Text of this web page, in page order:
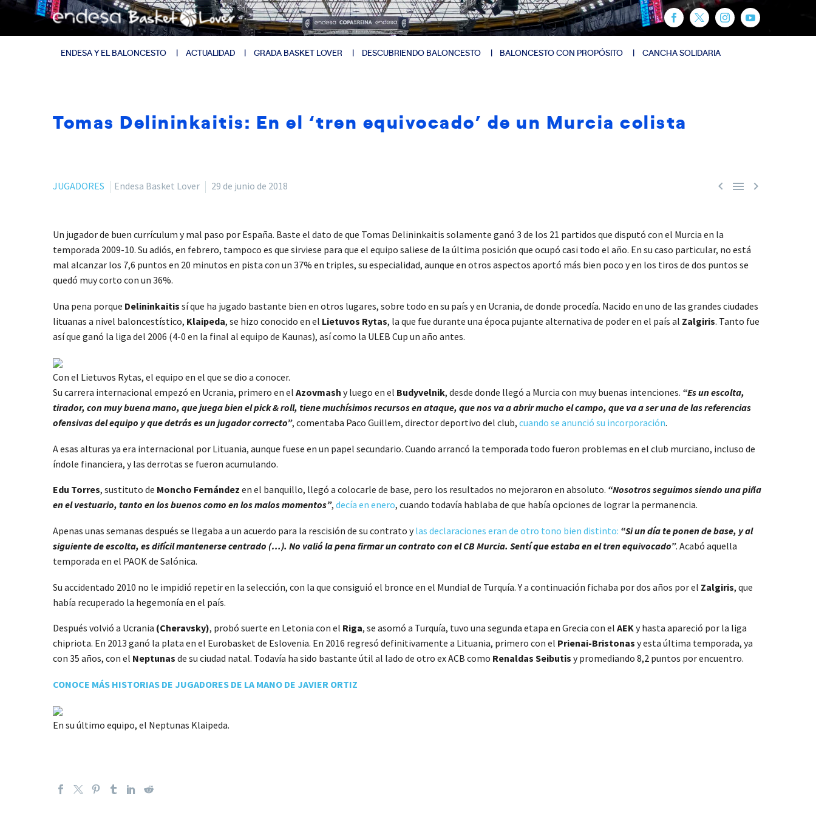
ENDESA Y EL BALONCESTO ACTUALIDAD GRADA BASKET LOVER DESCUBRIENDO BALONCESTO BALONCESTO CON PROPÓSITO CANCHA SOLIDARIA
Tomas Delininkaitis: En el ‘tren equivocado’ de un Murcia colista
  
JUGADORES Endesa Basket Lover 29 de junio de 2018
Un jugador de buen currículum y mal paso por España. Baste el dato de que Tomas Delininkaitis solamente ganó 3 de los 21 partidos que disputó con el Murcia en la
temporada 2009-10. Su adiós, en febrero, tampoco es que sirviese para que el equipo saliese de la última posición que ocupó casi todo el año. En su caso particular, no está
mal alcanzar los 7,6 puntos en 20 minutos en pista con un 37% en triples, su especialidad, aunque en otros aspectos aportó más bien poco y en los tiros de dos puntos se
quedó muy corto con un 36%.
Una pena porque Delininkaitis sí que ha jugado bastante bien en otros lugares, sobre todo en su país y en Ucrania, de donde procedía. Nacido en uno de las grandes ciudades
lituanas a nivel baloncestístico, Klaipeda, se hizo conocido en el Lietuvos Rytas, la que fue durante una época pujante alternativa de poder en el país al Zalgiris. Tanto fue
así que ganó la liga del 2006 (4-0 en la final al equipo de Kaunas), así como la ULEB Cup un año antes.
Con el Lietuvos Rytas, el equipo en el que se dio a conocer.
Su carrera internacional empezó en Ucrania, primero en el Azovmash y luego en el Budyvelnik, desde donde llegó a Murcia con muy buenas intenciones. “Es un escolta,
tirador, con muy buena mano, que juega bien el pick & roll, tiene muchísimos recursos en ataque, que nos va a abrir mucho el campo, que va a ser una de las referencias
ofensivas del equipo y que detrás es un jugador correcto”, comentaba Paco Guillem, director deportivo del club, cuando se anunció su incorporación.
A esas alturas ya era internacional por Lituania, aunque fuese en un papel secundario. Cuando arrancó la temporada todo fueron problemas en el club murciano, incluso de
índole financiera, y las derrotas se fueron acumulando.
Edu Torres, sustituto de Moncho Fernández en el banquillo, llegó a colocarle de base, pero los resultados no mejoraron en absoluto. “Nosotros seguimos siendo una piña
en el vestuario, tanto en los buenos como en los malos momentos”, decía en enero, cuando todavía hablaba de que había opciones de lograr la permanencia.
Apenas unas semanas después se llegaba a un acuerdo para la rescisión de su contrato ylas declaraciones eran de otro tono bien distinto: “Si un día te ponen de base, y al
siguiente de escolta, es difícil mantenerse centrado (…). No valió la pena firmar un contrato con el CB Murcia. Sentí que estaba en el tren equivocado”. Acabó aquella
temporada en el PAOK de Salónica.
Su accidentado 2010 no le impidió repetir en la selección, con la que consiguió el bronce en el Mundial de Turquía. Y a continuación fichaba por dos años por el Zalgiris, que
había recuperado la hegemonía en el país.
Después volvió a Ucrania (Cheravsky), probó suerte en Letonia con el Riga, se asomó a Turquía, tuvo una segunda etapa en Grecia con el AEKy hasta apareció por la liga
chipriota. En 2013 ganó la plata en el Eurobasket de Eslovenia. En 2016 regresó definitivamente a Lituania, primero con el Prienai-Bristonas y esta última temporada, ya
con 35 años, con el Neptunas de su ciudad natal. Todavía ha sido bastante útil al lado de otro ex ACB como Renaldas Seibutis y promediando 8,2 puntos por encuentro.
CONOCE MÁS HISTORIAS DE JUGADORES DE LA MANO DE JAVIER ORTIZ
En su último equipo, el Neptunas Klaipeda.